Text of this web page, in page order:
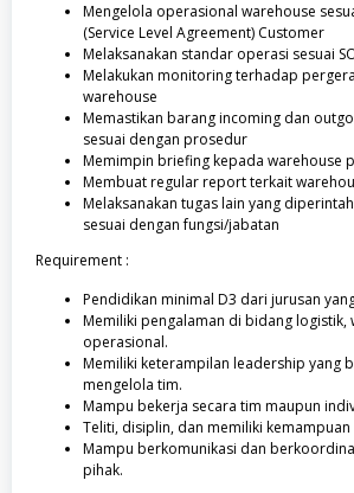
Mengelola operasional warehouse
(Service Level Agreement) Customer
Melaksanakan standar operasi sesuai
Melakukan monitoring terhadap
warehouse
Memastikan barang incoming dan
sesuai dengan prosedur
Memimpin briefing kepada warehouse
Membuat regular report terkait
Melaksanakan tugas lain yang
sesuai dengan fungsi/jabatan
Requirement :
Pendidikan minimal D3 dari jurusan
Memiliki pengalaman di bidang logistik,
operasional.
Memiliki keterampilan leadership yang
mengelola tim.
Mampu bekerja secara tim maupun
Teliti, disiplin, dan memiliki kemampuan
Mampu berkomunikasi dan
pihak.